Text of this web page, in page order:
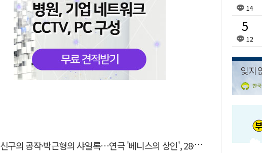
신구의 공작·박근형의 샤일록…연극 '베니스의 상인', 28·29일 대구 공연
14
12